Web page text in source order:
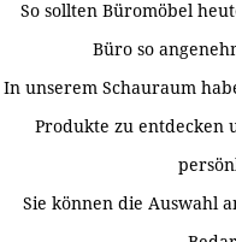
So sollten Büromöbel
Büro so
In unserem Schauraum
Produkte zu entdecken
Sie können die Auswahl